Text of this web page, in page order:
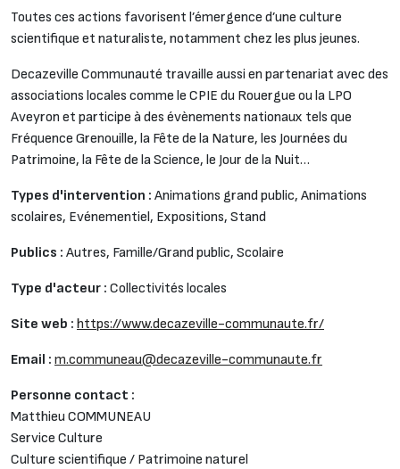
Toutes ces actions favorisent l’émergence d’une culture
scientifique et naturaliste, notamment chez les plus jeunes.
Decazeville Communauté travaille aussi en partenariat avec des
associations locales comme le CPIE du Rouergue ou la LPO
Aveyron et participe à des évènements nationaux tels que
Fréquence Grenouille, la Fête de la Nature, les Journées du
Patrimoine, la Fête de la Science, le Jour de la Nuit…
Types d'intervention : Animations grand public, Animations
scolaires, Evénementiel, Expositions, Stand
Publics : Autres, Famille/Grand public, Scolaire
Type d'acteur : Collectivités locales
Site web : https://www.decazeville-communaute.fr/
Email : m.communeau@decazeville-communaute.fr
Personne contact :
Matthieu COMMUNEAU
Service Culture
Culture scientifique / Patrimoine naturel